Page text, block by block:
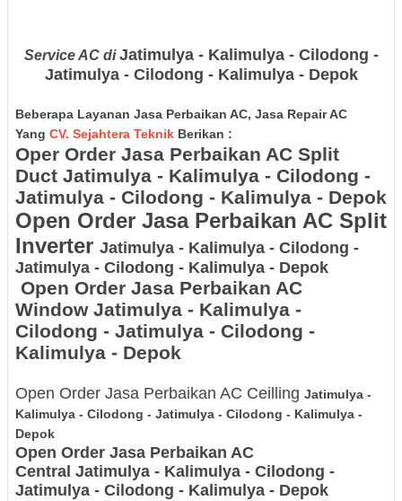
Service AC diJatimulya - Kalimulya - Cilodong -
Jatimulya - Cilodong - Kalimulya - Depok
Beberapa Layanan Jasa Perbaikan AC, Jasa Repair AC
Yang CV. Sejahtera Teknik Berikan :
Oper Order Jasa Perbaikan AC Split
Duct Jatimulya - Kalimulya - Cilodong -
Jatimulya - Cilodong - Kalimulya - Depok
Open Order Jasa Perbaikan AC Split
Inverter Jatimulya - Kalimulya - Cilodong -
Jatimulya - Cilodong - Kalimulya - Depok
Open Order Jasa Perbaikan AC
Window Jatimulya - Kalimulya -
Cilodong - Jatimulya - Cilodong -
Kalimulya - Depok
Open Order Jasa Perbaikan AC Ceilling Jatimulya -
Kalimulya - Cilodong - Jatimulya - Cilodong - Kalimulya -
Depok
Open Order Jasa Perbaikan AC
Central Jatimulya - Kalimulya - Cilodong -
Jatimulya - Cilodong - Kalimulya - Depok